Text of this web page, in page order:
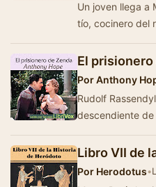
Un joven llega a
tío, cocinero del
El prisionero
PorAnthony
Rudolf
descendiente
pa…
Libro VII de
Por Herodotus•